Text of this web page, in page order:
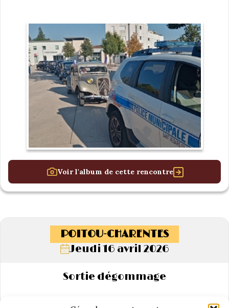
Voir l'album de cette rencontre
POITOU-CHARENTES
Jeudi 16 avril 2026
Sortie dégommage